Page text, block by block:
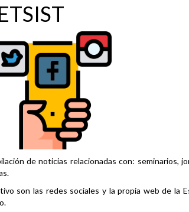
de noticias relacionadas con: seminarios,
son las redes sociales y la propia web de la